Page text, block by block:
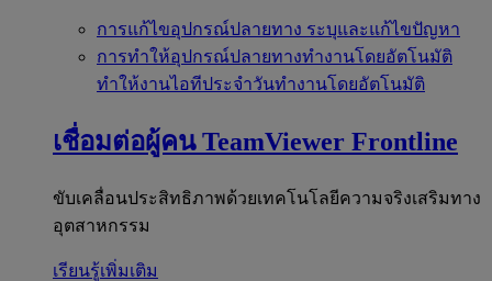
การแก้ไขอุปกรณ์ปลายทาง ระบุและแก้ไขปัญหา
การทำให้อุปกรณ์ปลายทางทำงานโดยอัตโนมัติ
ทำให้งานไอทีประจำวันทำงานโดยอัตโนมัติ
เชื่อมต่อผู้คน TeamViewer Frontline
ขับเคลื่อนประสิทธิภาพด้วยเทคโนโลยีความจริงเสริมทาง
อุตสาหกรรม
เรียนรู้เพิ่มเติม